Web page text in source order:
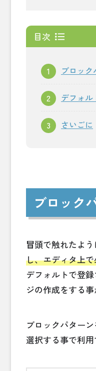
目次
ブロッ
デフォ
さいごに
ブロック
冒頭で触れたよう
し、エディタ上
デフォルトで登
ジの作成をする事
ブロックパター
選択する事で利用